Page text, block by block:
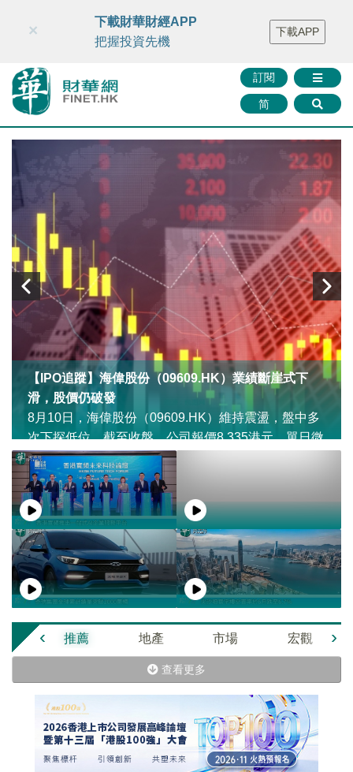
財華智庫網 FINTV FINMETA 財華證券 媒體矩陣
智庫沙龍
聯絡我們
訂閱
简
×
下載財華財經APP
把握投資先機
下載APP
【IPO追蹤】海偉股份（09609.HK）業績斷崖式下
滑，股價仍破發
8月10日，海偉股份（09609.HK）維持震盪，盤中多
次下探低位，截至收盤，公司報價8.335港元，單日微
漲0.73%。
推薦 地產 市場 宏觀
‹ ›
查看更多